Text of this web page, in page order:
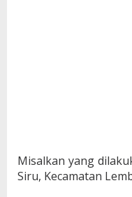
Misalkan yang
Siru, Kecamatan